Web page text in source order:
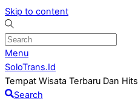
Skip to content
Menu
SoloTrans.Id
Tempat Wisata Terbaru Dan Hits
Search